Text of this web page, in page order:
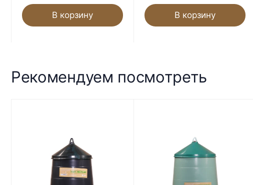
В корзину В корзину
Рекомендуем посмотреть